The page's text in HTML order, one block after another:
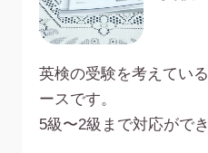
英検の受験を考えてい
ースです。
5級〜2級まで対応ができ